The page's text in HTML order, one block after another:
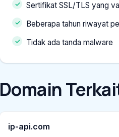
Sertifikat SSL/TLS yang
Beberapa tahun riwayat
Tidak ada tanda malware
Domain
ip-api.com